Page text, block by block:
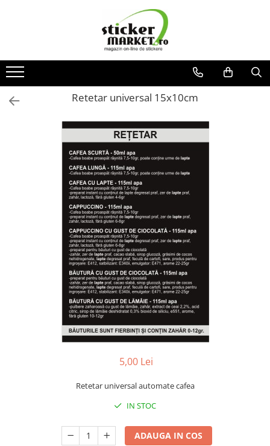
Produse la comandă
Bannere
Placute
Stickere Atentionare
Obligatii generale
Autocolante automate cafea
Stickere automate cafea
Amenajari vitrine
Retetar universal 15x10cm
5,00 Lei
Retetar universal automate cafea
IN STOC
ADAUGA IN COS